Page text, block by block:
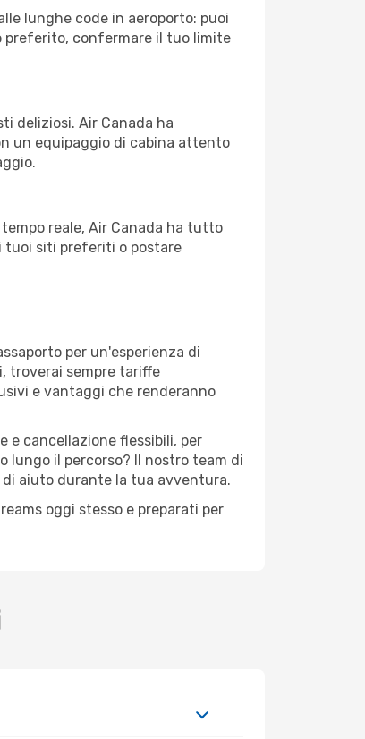
lunghe code in aeroporto: puoi
preferito, confermare il tuo limite
deliziosi. Air Canada ha
un equipaggio di cabina attento
reale, Air Canada ha tutto
tuoi siti preferiti o postare
per un'esperienza di
troverai sempre tariffe
e vantaggi che renderanno
e cancellazione flessibili, per
lungo il percorso? Il nostro team di
di aiuto durante la tua avventura.
oggi stesso e preparati per